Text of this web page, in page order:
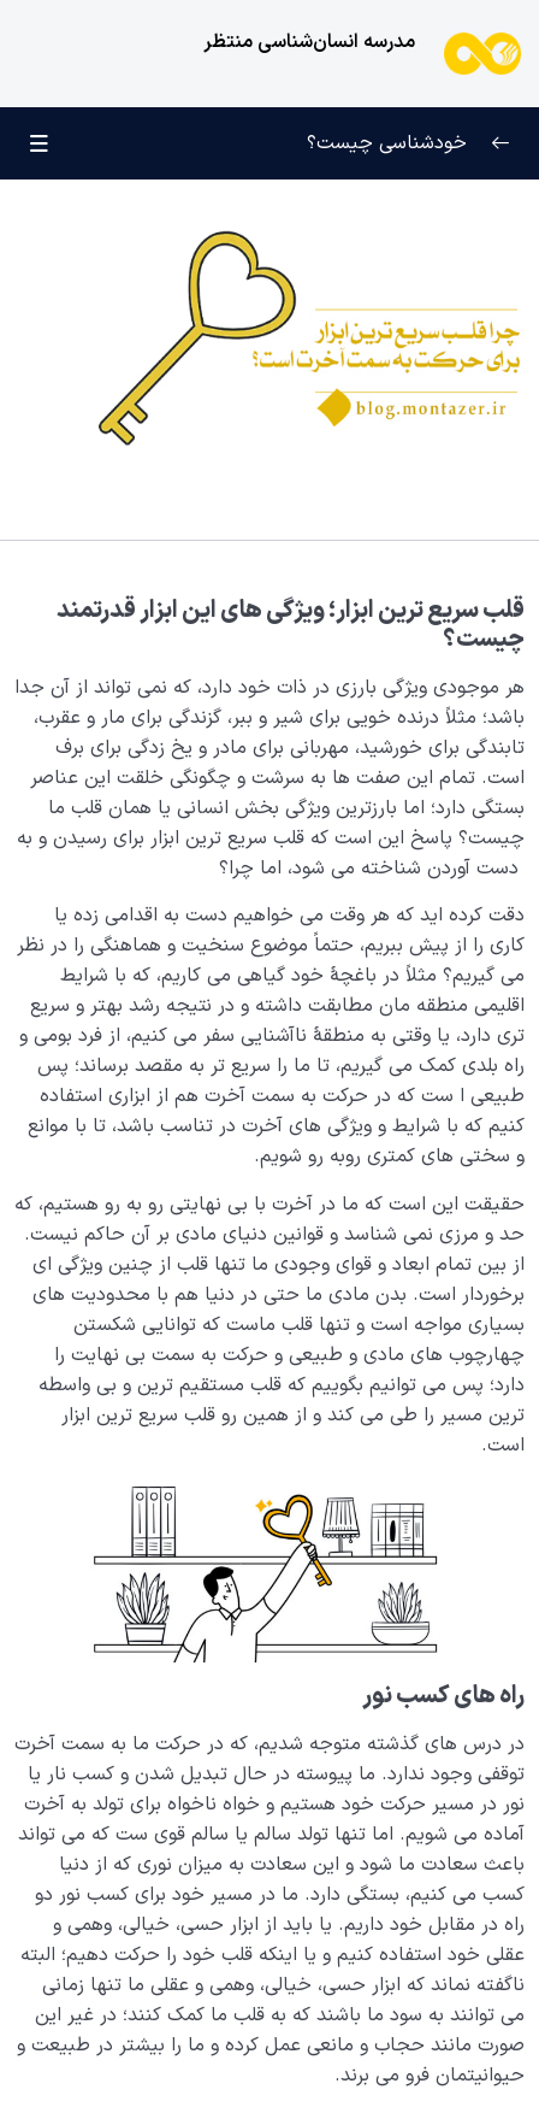
مدرسه انسان‌شناسی منتظر
کودک عزیز روان
انسان و میل بی‌نهایت
انسان چه چیزی نیست؟
هدف خلقت و جایگاه انسان 0/7
نقش الگو در حیات انسان 0/18
نسبت دنیا به آخرت
سنّت‌های الهی 0/20
مرگ یا تولد؟ 0/13
دنیا؛ باشگاه انسان‌سازی 0/8
چگونه انسان شویم؟
حیات قلب و رسیدن به تپش قلب، اولین گام در مسیر انسان
شدن
اولویت های زندگی خود را از روی چه شاخصی تعیین کنیم؟
من و انواع عشق؛ فطرت کدام معشوق را در اولویت قرار می
دهد؟
قلب جایگاه چیست؟ محل استقرار عشق و معشوق حقیقی
انسان عاقل کیست؟ آیا معیار درست و واحدی برای عاقل
بودن وجود دارد؟
خسران چیست؟ زیان‌کار واقعی کدام دارایی‌ها را از دست
می‌دهد؟
سبک زندگی انسانی چیست و چه برتری بر سایر سبک ها
دارد؟
خودشناسی و تعیین اولویت ها؛ رابطه ای که ما را به هدف
خلقت می رساند
غفلت در اولویت بندی چگونه اتفاق می افتد؟ ملاک
تشخیص آن چیست؟
مبنای عشق و نفرت و حب و بغض‌ ما نسبت به دیگران چه
ساختار نفس ما چه رابطه‌ای با اسماء و صفات خدا دارد؟
بیماری روح و نفس چیست؟ چرا و چگونه قلب ما بیمار می
شود؟
چگونه با خیال پردازی می‌توان به قلب سلیم و خوشبختی
جاودانه رسید؟
چرا قلب سریع ترین ابزار برای حرکت به سمت آخرت است؟
تعادل چیست؟ اهمیت تعادل و ضرورت برقراری تعادل
انسانی در زندگی
خودشناسی چیست؟
قلب سریع ترین ابزار؛ ویژگی‌ های این ابزار قدرتمند
چیست؟
هر موجودی ویژگی بارزی در ذات خود دارد، که نمی تواند از آن جدا
باشد؛ مثلاً درنده خویی برای شیر و ببر، گزندگی برای مار و عقرب،
تابندگی برای خورشید، مهربانی برای مادر و یخ زدگی برای برف
است. تمام این صفت ها به سرشت و چگونگی خلقت این عناصر
بستگی دارد؛ اما بارزترین ویژگی بخش انسانی یا همان قلب ما
چیست؟ پاسخ این است که قلب سریع ترین ابزار برای رسیدن و به
دست آوردن شناخته می شود، اما چرا؟
دقت کرده اید که هر وقت می خواهیم دست به اقدامی زده یا
کاری را از پیش ببریم، حتماً موضوع سنخیت و هماهنگی را در نظر
می گیریم؟ مثلاً در باغچۀ خود گیاهی می کاریم، که با شرایط
اقلیمی منطقه مان مطابقت داشته و در نتیجه رشد بهتر و سریع
تری دارد، یا وقتی به منطقۀ ناآشنایی سفر می کنیم، از فرد بومی و
راه بلدی کمک می گیریم، تا ما را سریع تر به مقصد برساند؛ پس
طبیعی ا ست که در حرکت به سمت آخرت هم از ابزاری استفاده
کنیم که با شرایط و ویژگی های آخرت در تناسب باشد، تا با موانع
و سختی های کمتری روبه رو شویم.
حقیقت این است که ما در آخرت با بی نهایتی رو به رو هستیم، که
حد و مرزی نمی شناسد و قوانین دنیای مادی بر آن حاکم نیست.
از بین تمام ابعاد و قوای وجودی ما تنها قلب از چنین ویژگی ای
برخوردار است. بدن مادی ما حتی در دنیا هم با محدودیت های
بسیاری مواجه است و تنها قلب ماست که توانایی شکستن
چهارچوب های مادی و طبیعی و حرکت به سمت بی نهایت را
دارد؛ پس می توانیم بگوییم که قلب مستقیم ترین و بی واسطه
ترین مسیر را طی می کند و از همین رو قلب سریع ترین ابزار
است.
راه‌ های کسب نور
در درس های گذشته متوجه شدیم، که در حرکت ما به سمت آخرت
توقفی وجود ندارد. ما پیوسته در حال تبدیل شدن و کسب نار یا
نور در مسیر حرکت خود هستیم و خواه ناخواه برای تولد به آخرت
آماده می شویم. اما تنها تولد سالم یا سالم قوی ست که می تواند
باعث سعادت ما شود و این سعادت به میزان نوری که از دنیا
کسب می کنیم، بستگی دارد. ما در مسیر خود برای کسب نور دو
راه در مقابل خود داریم. یا باید از ابزار حسی، خیالی، وهمی و
عقلی خود استفاده کنیم و یا اینکه قلب خود را حرکت دهیم؛ البته
ناگفته نماند که ابزار حسی، خیالی، وهمی و عقلی ما تنها زمانی
می توانند به سود ما باشند که به قلب ما کمک کنند؛ در غیر این
صورت مانند حجاب و مانعی عمل کرده و ما را بیشتر در طبیعت و
حیوانیتمان فرو می برند.